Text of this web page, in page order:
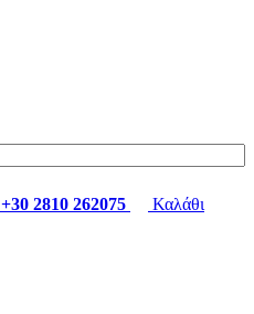
+30 2810 262075
Καλάθι